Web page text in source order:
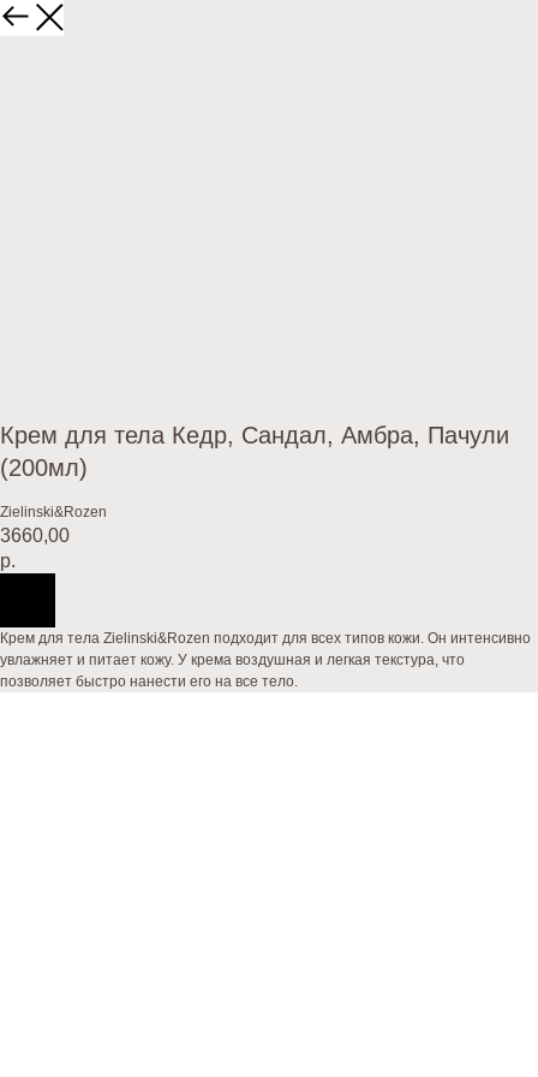
Крем для тела Кедр, Сандал, Амбра, Пачули
(200мл)
Zielinski&Rozen
3660,00
р.
Крем для тела Zielinski&Rozen подходит для всех типов кожи. Он интенсивно
увлажняет и питает кожу. У крема воздушная и легкая текстура, что
позволяет быстро нанести его на все тело.